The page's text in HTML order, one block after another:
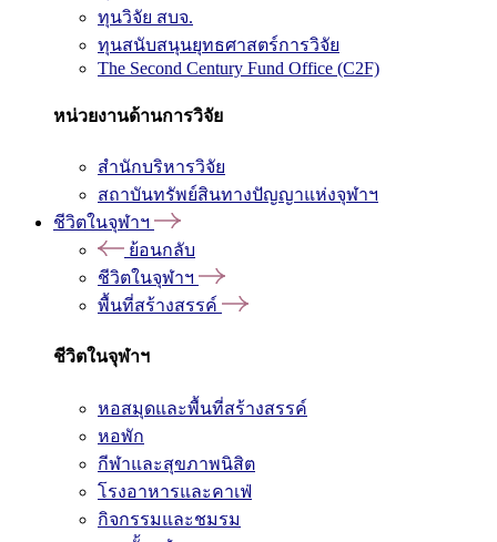
ทุนวิจัย สบจ.
ทุนสนับสนุนยุทธศาสตร์การวิจัย
The Second Century Fund Office (C2F)
หน่วยงานด้านการวิจัย
สำนักบริหารวิจัย
สถาบันทรัพย์สินทางปัญญาแห่งจุฬาฯ
ชีวิตในจุฬาฯ
ย้อนกลับ
ชีวิตในจุฬาฯ
พื้นที่สร้างสรรค์
ชีวิตในจุฬาฯ
หอสมุดและพื้นที่สร้างสรรค์
หอพัก
กีฬาและสุขภาพนิสิต
โรงอาหารและคาเฟ่
กิจกรรมและชมรม